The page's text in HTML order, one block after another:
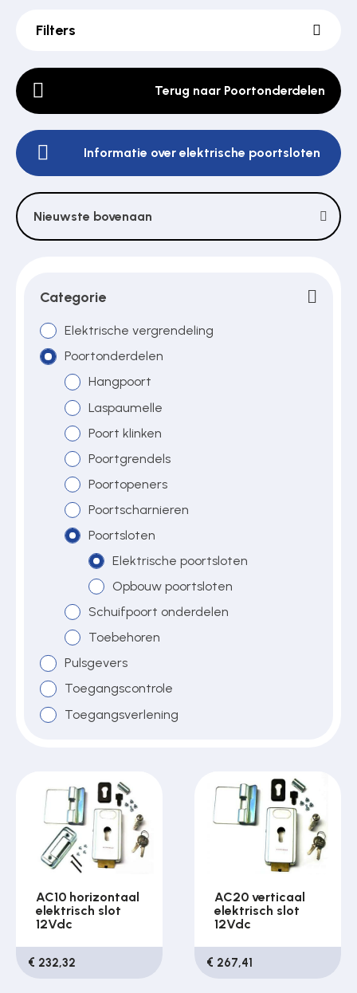
Pulsgevers
Sloten
Toegangscontrole
Toegangsverlening
Voedingen
Over ons
Contact
Filters
Terug naar Poortonderdelen
Informatie over elektrische poortsloten
Nieuwste bovenaan
Categorie
Elektrische vergrendeling
Poortonderdelen
Hangpoort
Laspaumelle
Poort klinken
Poortgrendels
Poortopeners
Poortscharnieren
Poortsloten
Elektrische poortsloten
Opbouw poortsloten
Schuifpoort onderdelen
Toebehoren
Pulsgevers
Toegangscontrole
Toegangsverlening
AC10 horizontaal
elektrisch slot
12Vdc
€ 232,32
AC20 verticaal
elektrisch slot
12Vdc
€ 267,41